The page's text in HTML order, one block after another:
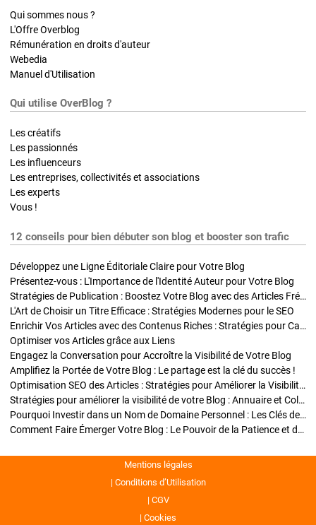
Qui sommes nous ?
L'Offre Overblog
Rémunération en droits d'auteur
Webedia
Manuel d'Utilisation
Qui utilise OverBlog ?
Les créatifs
Les passionnés
Les influenceurs
Les entreprises, collectivités et associations
Les experts
Vous !
12 conseils pour bien débuter son blog et booster son trafic
Développez une Ligne Éditoriale Claire pour Votre Blog
Présentez-vous : L'Importance de l'Identité Auteur pour Votre Blog
Stratégies de Publication : Boostez Votre Blog avec des Articles Fréquents et Exclusifs
L'Art de Choisir un Titre Efficace : Stratégies Modernes pour le SEO
Enrichir Vos Articles avec des Contenus Riches : Stratégies pour Captiver et Optimiser
Optimiser vos Articles grâce aux Liens
Engagez la Conversation pour Accroître la Visibilité de Votre Blog
Amplifiez la Portée de Votre Blog : Le partage est la clé du succès !
Optimisation SEO des Articles : Stratégies pour Améliorer la Visibilité de Votre Blog
Stratégies pour améliorer la visibilité de votre Blog : Annuaire et Collaborations
Pourquoi Investir dans un Nom de Domaine Personnel : Les Clés de la Réussite de Votre Blog
Comment Faire Émerger Votre Blog : Le Pouvoir de la Patience et de la Persévérance
Mentions légales
Conditions d’Utilisation
CGV
Cookies